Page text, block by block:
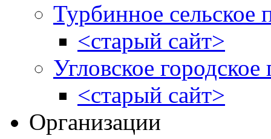
Турбинное сельское
<старый сайт>
Угловское городское
<старый сайт>
Организации